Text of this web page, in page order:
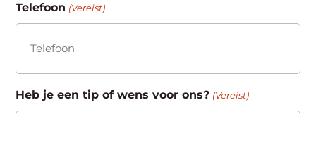
Telefoon (Vereist)
Heb je een tip of wens voor ons? (Vereist)